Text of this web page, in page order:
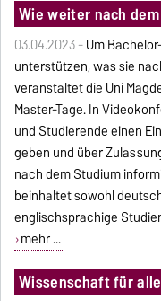
Wie weiter nach
03.04.2023 -Um
unterstützen, was sie
veranstaltet die Uni
Master-Tage. In
und Studierende einen
geben und über
nach dem Studium
beinhaltet sowohl
englischsprachige
mehr ...
Wissenschaft für alle